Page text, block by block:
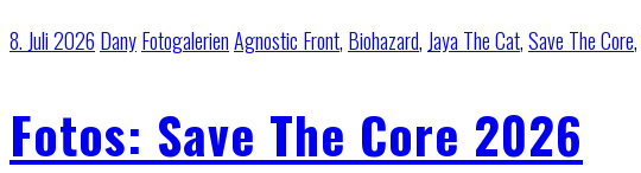
8. Juli 2026 DanyFotogalerienAgnostic Front, Biohazard, Jaya The Cat,Save The Core,
Fotos: Save The Core 2026